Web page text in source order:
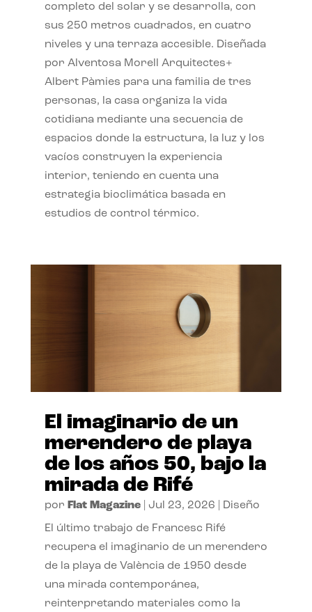
completo del solar y se desarrolla, con
sus 250 metros cuadrados, en cuatro
niveles y una terraza accesible. Diseñada
por Alventosa Morell Arquitectes+
Albert Pàmies para una familia de tres
personas, la casa organiza la vida
cotidiana mediante una secuencia de
espacios donde la estructura, la luz y los
vacíos construyen la experiencia
interior, teniendo en cuenta una
estrategia bioclimática basada en
estudios de control térmico.
El imaginario de un
merendero de playa
de los años 50, bajo la
mirada de Rifé
por Flat Magazine| Jul 23, 2026 Diseño
El último trabajo de Francesc Rifé
recupera el imaginario de un merendero
de la playa de València de 1950 desde
una mirada contemporánea,
reinterpretando materiales como la